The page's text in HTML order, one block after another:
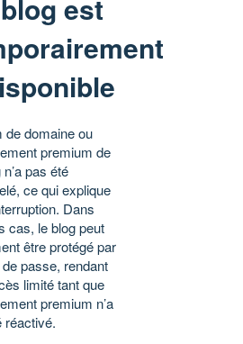
est
de domaine ou
premium de
pas été
ce qui explique
Dans
cas, le blog peut
être protégé par
passe, rendant
limité tant que
premium n’a
réactivé.